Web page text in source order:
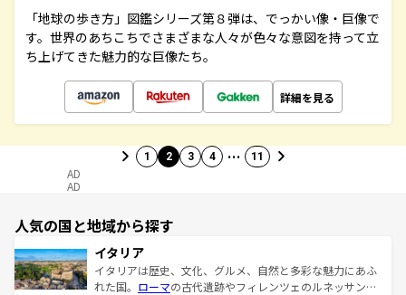
「地球の歩き方」図鑑シリーズ第８弾は、でっかい像・巨像で
す。世界のあちこちでさまざまな人々が色々な意図を持って立
ち上げてきた魅力的な巨像たち。
詳細を見る
1 2 3 4 … 11
AD
AD
人気の国と地域から探す
イタリア
イタリアは歴史、文化、グルメ、自然と多彩な魅力にあふ
れた国。 ローマの古代遺跡やフィレンツェのルネッサンス